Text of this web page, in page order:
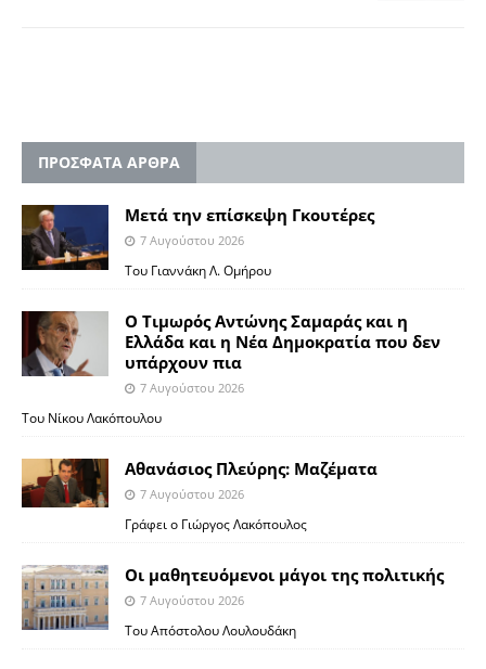
ΠΡΟΣΦΑΤΑ ΑΡΘΡΑ
Μετά την επίσκεψη Γκουτέρες
7 Αυγούστου 2026
Του Γιαννάκη Λ. Ομήρου
Ο Τιμωρός Αντώνης Σαμαράς και η
Ελλάδα και η Νέα Δημοκρατία που δεν
υπάρχουν πια
7 Αυγούστου 2026
Του Νίκου Λακόπουλου
Αθανάσιος Πλεύρης: Μαζέματα
7 Αυγούστου 2026
Γράφει ο Γιώργος Λακόπουλος
Οι μαθητευόμενοι μάγοι της πολιτικής
7 Αυγούστου 2026
Του Απόστολου Λουλουδάκη